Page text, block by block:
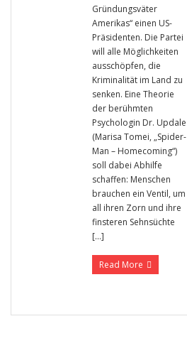
Gründungsväter
Amerikas“ einen US-
Präsidenten. Die Partei
will alle Möglichkeiten
ausschöpfen, die
Kriminalität im Land zu
senken. Eine Theorie
der berühmten
Psychologin Dr. Updale
(Marisa Tomei, „Spider-
Man – Homecoming“)
soll dabei Abhilfe
schaffen: Menschen
brauchen ein Ventil, um
all ihren Zorn und ihre
finsteren Sehnsüchte
[…]
Read More